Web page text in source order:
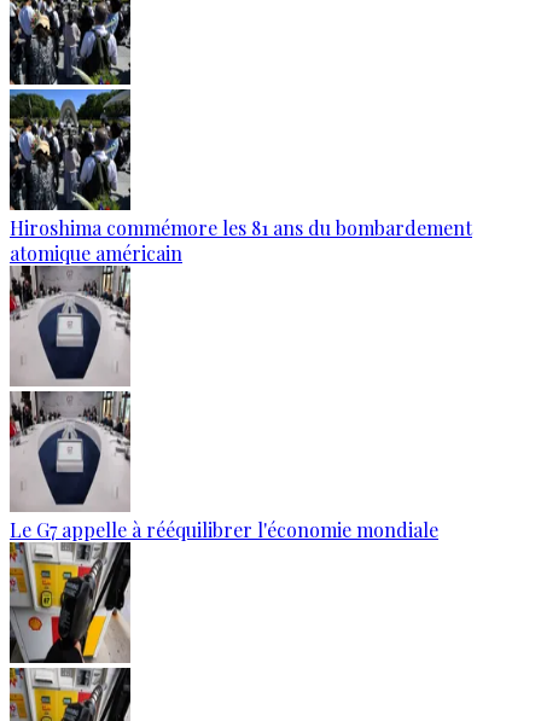
Hiroshima commémore les 81 ans du bombardement
atomique américain
Le G7 appelle à rééquilibrer l'économie mondiale